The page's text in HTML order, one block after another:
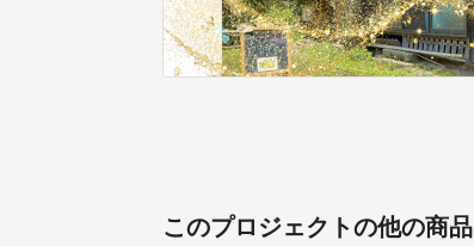
このプロジェクトの他の商品